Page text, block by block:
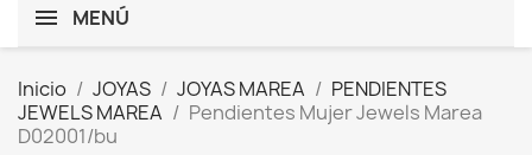
MENÚ
Inicio JOYAS JOYAS MAREA
PENDIENTES
JEWELS MAREA
Pendientes Mujer Jewels Marea
D02001/bu